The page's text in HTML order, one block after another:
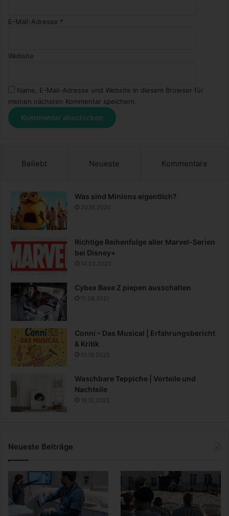
E-Mail-Adresse *
Website
Name, E-Mail-Adresse und Website in diesem Browser für
meinen nächsten Kommentar speichern.
Beliebt Neueste Kommentare
Was sind Minions eigentlich?
20.10.2020
Richtige Reihenfolge aller Marvel-Serien
bei Disney+
14.03.2022
Cybex Base Z piepen ausschalten
11.08.2021
Conni – Das Musical | Erfahrungsbericht
& Kritik
01.10.2025
Waschbare Teppiche | Vorteile und
Nachteile
19.12.2022
Neueste Beiträge